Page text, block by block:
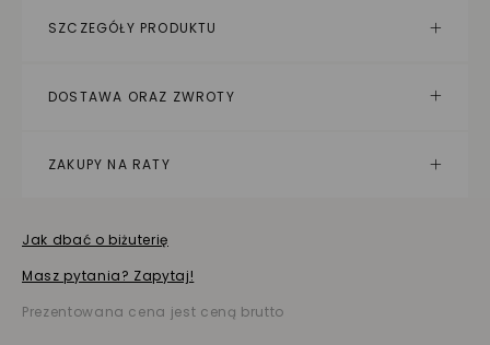
SZCZEGÓŁY PRODUKTU
DOSTAWA ORAZ ZWROTY
ZAKUPY NA RATY
Jak dbać o biżuterię
Masz pytania? Zapytaj!
Prezentowana cena jest ceną brutto